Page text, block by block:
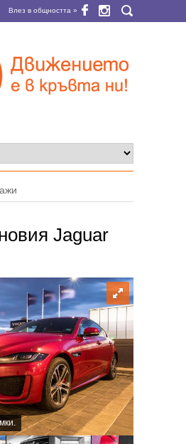
Влез в общността »
Jaguar